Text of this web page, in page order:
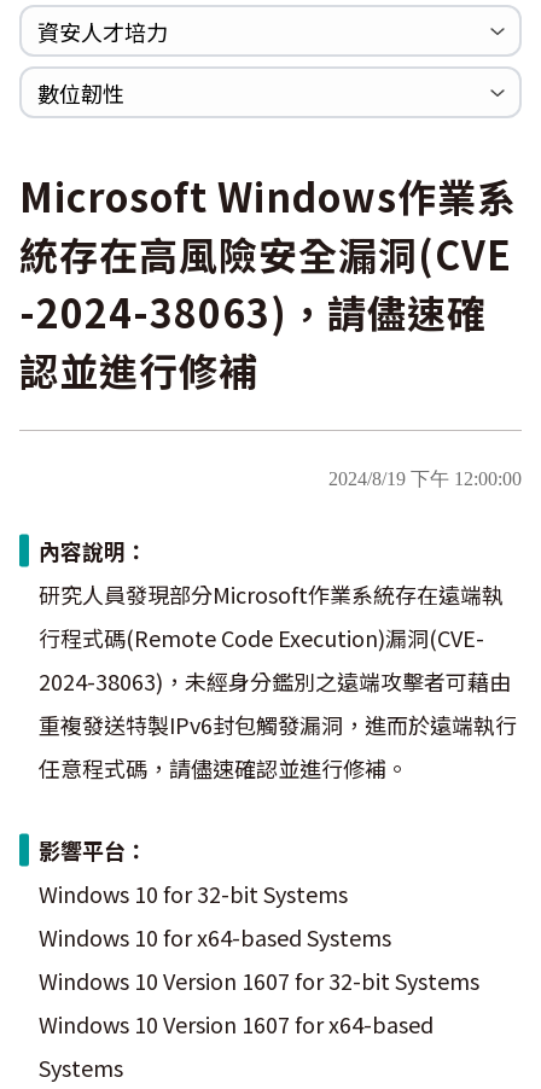
Log4shell
WannaCrypt
Heartbleed
資安人才培力
巡迴研討會
CCOE資安實戰人才培育計畫成果簡介
資安人才培訓服務網
資安系列競賽網站
數位韌性
Microsoft Windows作業系
統存在高風險安全漏洞(CVE
-2024-38063)，請儘速確
認並進行修補
2024/8/19 下午 12:00:00
內容說明：
研究人員發現部分Microsoft作業系統存在遠端執
行程式碼(Remote Code Execution)漏洞(CVE-
2024-38063)，未經身分鑑別之遠端攻擊者可藉由
重複發送特製IPv6封包觸發漏洞，進而於遠端執行
任意程式碼，請儘速確認並進行修補。
影響平台：
Windows 10 for 32-bit Systems
Windows 10 for x64-based Systems
Windows 10 Version 1607 for 32-bit Systems
Windows 10 Version 1607 for x64-based
Systems